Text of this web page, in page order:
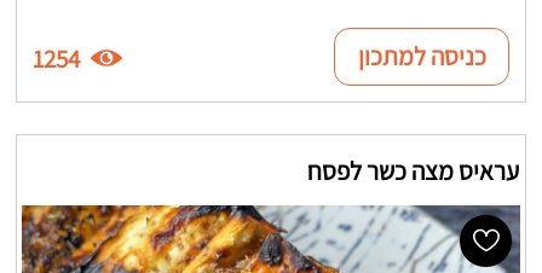
כניסה למתכון 1254
עראיס מצה כשר לפסח